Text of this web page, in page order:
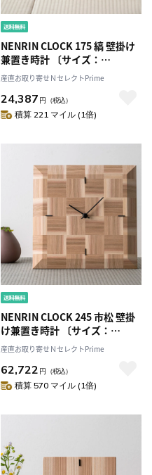
NENRIN CLOCK 175 縞 壁掛け
兼置き時計 〔サイズ：
W175×H175×D40mm、補助
脚付き、単三電池1本〕［北海
道・離島 配送不可］
産直お取り寄せＮセレクトPrime
24,387 円 （税込）
積算 221 マイル (1倍)
NENRIN CLOCK 245 市松 壁掛
け兼置き時計 〔サイズ：
W245×H245×D40mm、補助
脚付き、単三電池1本〕［北海
道・離島 配送不可］
産直お取り寄せＮセレクトPrime
62,722 円 （税込）
積算 570 マイル (1倍)